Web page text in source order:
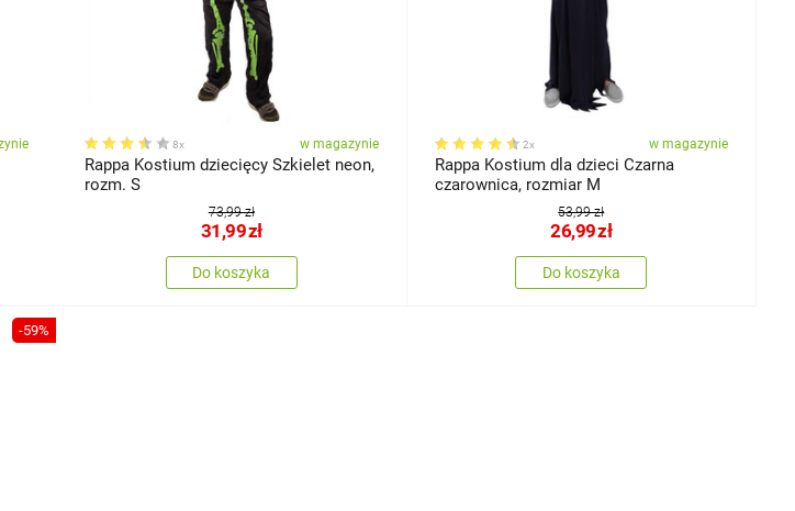
8x w magazynie
Rappa Kostium dziecięcy Szkielet neon,
rozm. S
73,99 zł
31,99zł
Do koszyka
2x w magazynie
Rappa Kostium dla dzieci Czarna
czarownica, rozmiar M
53,99 zł
26,99zł
Do koszyka
-59%